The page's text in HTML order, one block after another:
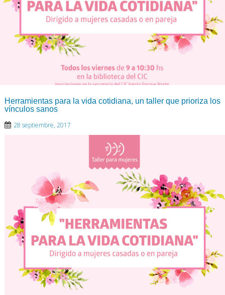
Herramientas para la vida cotidiana, un taller que prioriza los
vínculos sanos
28 septiembre, 2017